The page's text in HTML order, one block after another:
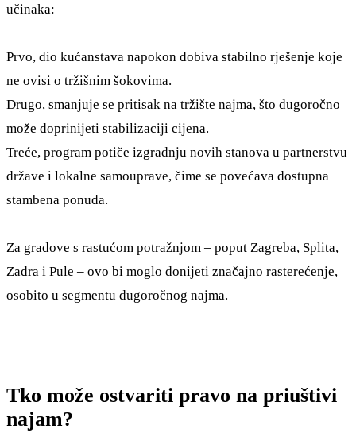
učinaka:
Prvo, dio kućanstava napokon dobiva stabilno rješenje koje
ne ovisi o tržišnim šokovima.
Drugo, smanjuje se pritisak na tržište najma, što dugoročno
može doprinijeti stabilizaciji cijena.
Treće, program potiče izgradnju novih stanova u partnerstvu
države i lokalne samouprave, čime se povećava dostupna
stambena ponuda.
Za gradove s rastućom potražnjom – poput Zagreba, Splita,
Zadra i Pule – ovo bi moglo donijeti značajno rasterećenje,
osobito u segmentu dugoročnog najma.
Tko može ostvariti pravo na priuštivi
najam?